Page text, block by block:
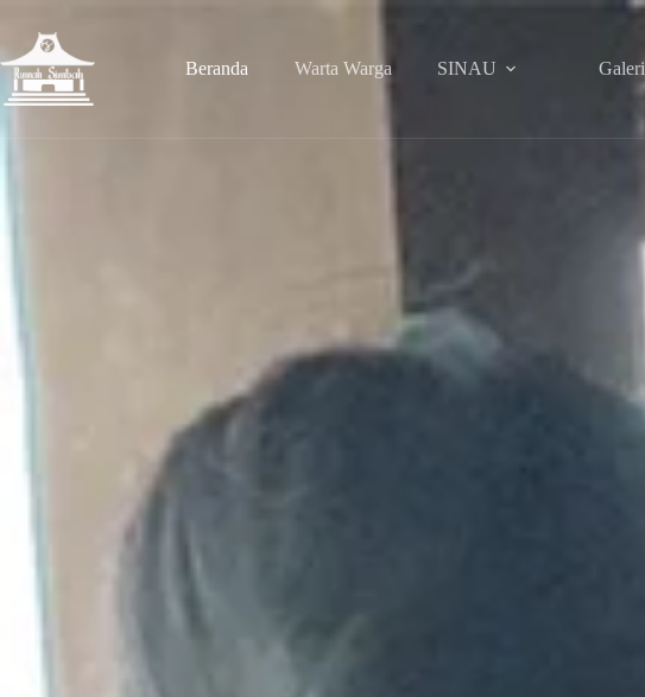
Beranda Warta Warga SINAU Galeri